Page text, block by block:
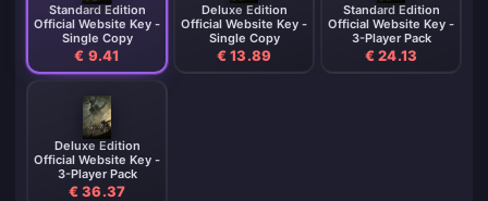
Standard Edition
Official Website Key -
Single Copy
€ 9.41
Deluxe Edition
Official Website Key -
Single Copy
€ 13.89
Standard Edition
Official Website Key -
3-Player Pack
€ 24.13
Deluxe Edition
Official Website Key -
3-Player Pack
€ 36.37